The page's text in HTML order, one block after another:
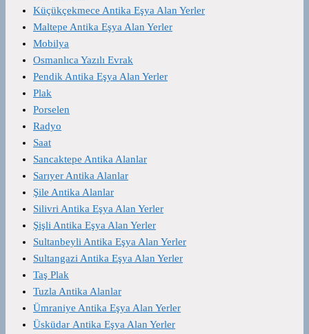
Küçükçekmece Antika Eşya Alan Yerler
Maltepe Antika Eşya Alan Yerler
Mobilya
Osmanlıca Yazılı Evrak
Pendik Antika Eşya Alan Yerler
Plak
Porselen
Radyo
Saat
Sancaktepe Antika Alanlar
Sarıyer Antika Alanlar
Şile Antika Alanlar
Silivri Antika Eşya Alan Yerler
Şişli Antika Eşya Alan Yerler
Sultanbeyli Antika Eşya Alan Yerler
Sultangazi Antika Eşya Alan Yerler
Taş Plak
Tuzla Antika Alanlar
Ümraniye Antika Eşya Alan Yerler
Üsküdar Antika Eşya Alan Yerler